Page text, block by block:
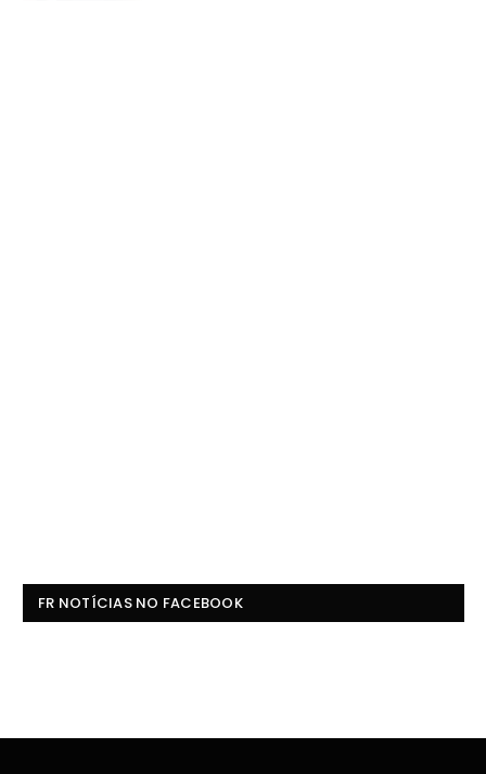
FR NOTÍCIAS NO FACEBOOK